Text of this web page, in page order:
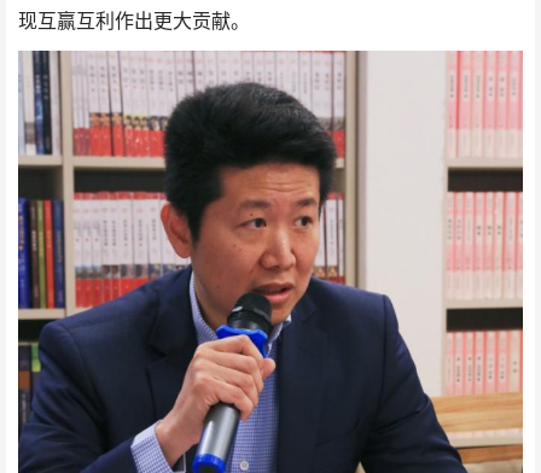
现互赢互利作出更大贡献。